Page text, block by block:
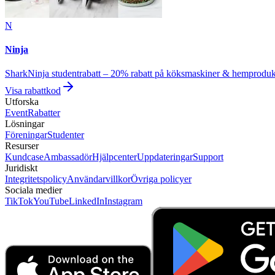
N
Ninja
SharkNinja studentrabatt – 20% rabatt på köksmaskiner &
Visa rabattkod
Utforska
EventRabatter
Lösningar
FöreningarStudenter
Resurser
KundcaseAmbassadörHjälpcenterUppdateringarSupport
Juridiskt
IntegritetspolicyAnvändarvillkorÖvriga policyer
Sociala medier
TikTokYouTubeLinkedInInstagram